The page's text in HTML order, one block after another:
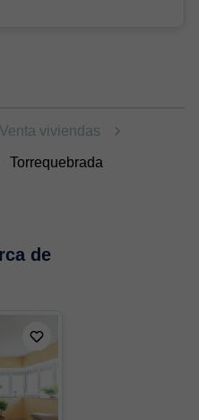
Venta viviendas
Torrequebrada
de